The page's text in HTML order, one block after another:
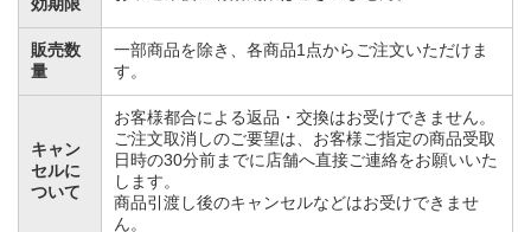
販売数
量
一部商品を除き、各商品1点からご注文いただけま
す。
キャン
セルに
ついて
お客様都合による返品・交換はお受けできません。
ご注文取消しのご要望は、お客様ご指定の商品受取
日時の30分前までに店舗へ直接ご連絡をお願いいた
します。
商品引渡し後のキャンセルなどはお受けできませ
ん。